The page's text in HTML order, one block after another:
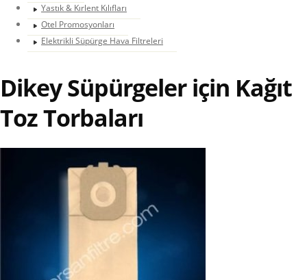
Yastık & Kırlent Kılıfları
Otel Promosyonları
Elektrikli Süpürge Hava Filtreleri
Dikey Süpürgeler için Kağıt
Toz Torbaları